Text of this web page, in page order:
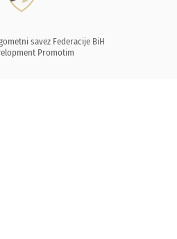
savez Federacije BiH
Promotim